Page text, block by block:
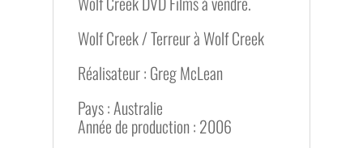
Wolf Creek / Terreur à Wolf Creek
Réalisateur : Greg McLean
Pays : Australie
Année de production : 2006